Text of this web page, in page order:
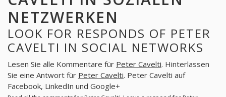
NETZWERKEN
LOOK FOR RESPONDS OF PETER
CAVELTI IN SOCIAL NETWORKS
Lesen Sie alle Kommentare für Peter Cavelti. Hinterlassen
Sie eine Antwort für Peter Cavelti. Peter Cavelti auf
Facebook, LinkedIn und Google+